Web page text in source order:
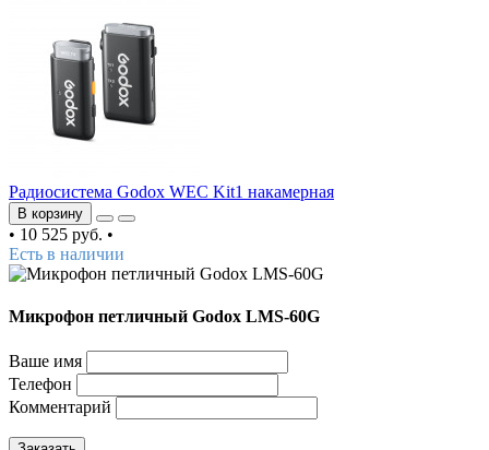
Радиосистема Godox WEC Kit1 накамерная
В корзину
• 10 525 руб. •
Есть в наличии
Микрофон петличный Godox LMS-60G
Ваше имя
Телефон
Комментарий